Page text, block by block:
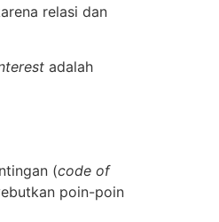
relasi dan
adalah
(code of
poin-poin